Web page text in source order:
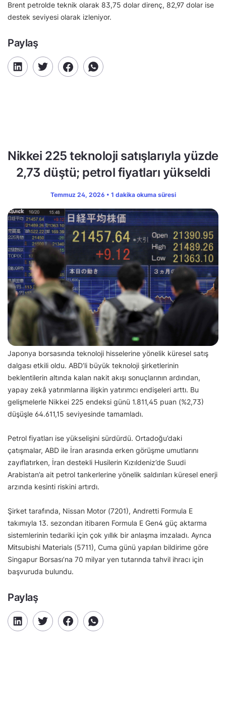
Brent petrolde teknik olarak 83,75 dolar direnç, 82,97 dolar ise
destek seviyesi olarak izleniyor.
Paylaş
Nikkei 225 teknoloji satışlarıyla yüzde
2,73 düştü; petrol fiyatları yükseldi
Temmuz 24, 2026 • 1 dakika okuma süresi
Japonya borsasında teknoloji hisselerine yönelik küresel satış
dalgası etkili oldu. ABD’li büyük teknoloji şirketlerinin
beklentilerin altında kalan nakit akışı sonuçlarının ardından,
yapay zekâ yatırımlarına ilişkin yatırımcı endişeleri arttı. Bu
gelişmelerle Nikkei 225 endeksi günü 1.811,45 puan (%2,73)
düşüşle 64.611,15 seviyesinde tamamladı.
Petrol fiyatları ise yükselişini sürdürdü. Ortadoğu’daki
çatışmalar, ABD ile İran arasında erken görüşme umutlarını
zayıflatırken, İran destekli Husilerin Kızıldeniz’de Suudi
Arabistan’a ait petrol tankerlerine yönelik saldırıları küresel enerji
arzında kesinti riskini artırdı.
Şirket tarafında, Nissan Motor (7201), Andretti Formula E
takımıyla 13. sezondan itibaren Formula E Gen4 güç aktarma
sistemlerinin tedariki için çok yıllık bir anlaşma imzaladı. Ayrıca
Mitsubishi Materials (5711), Cuma günü yapılan bildirime göre
Singapur Borsası’na 70 milyar yen tutarında tahvil ihracı için
başvuruda bulundu.
Paylaş